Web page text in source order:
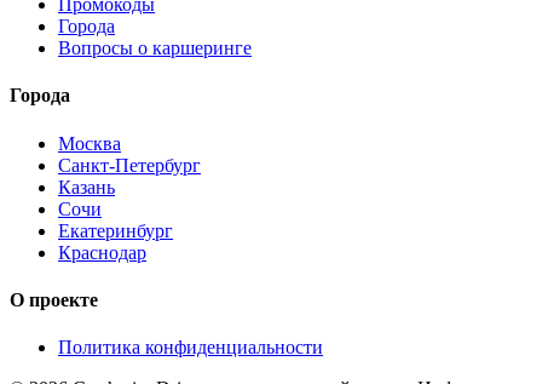
Промокоды
Города
Вопросы о каршеринге
Города
Москва
Санкт-Петербург
Казань
Сочи
Екатеринбург
Краснодар
О проекте
Политика конфиденциальности